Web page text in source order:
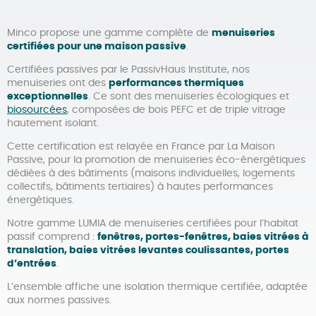
Minco propose une gamme complète de menuiseries
certifiées pour une maison passive
Certifiées passives par le PassivHaus Institute, nos
menuiseries ont des performances thermiques
exceptionnelles . Ce sont des menuiseries écologiques et
biosourcées, composées de bois PEFC et de triple vitrage
hautement isolant.
Cette certification est relayée en France par La Maison
Passive, pour la promotion de menuiseries éco-énergétiques
dédiées à des bâtiments (maisons individuelles, logements
collectifs, bâtiments tertiaires) à hautes performances
énergétiques.
Notre gamme LUMIA de menuiseries certifiées pour l’habitat
passif comprend : fenêtres, portes-fenêtres, baies vitrées à
translation, baies vitrées levantes coulissantes, portes
d’entrées
L’ensemble affiche une isolation thermique certifiée, adaptée
aux normes passives.